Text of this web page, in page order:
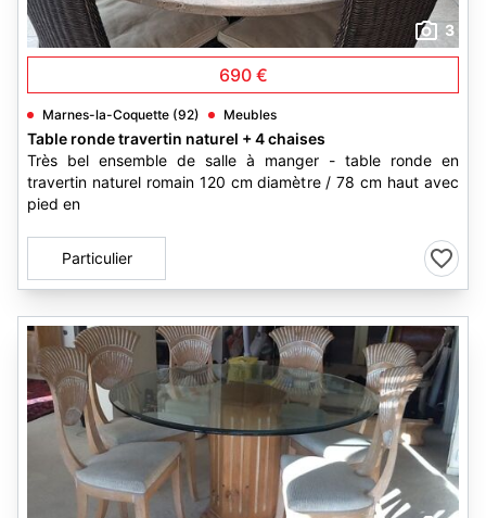
3
690 €
Marnes-la-Coquette (92) Meubles
Table ronde travertin naturel + 4 chaises
Très bel ensemble de salle à manger - table ronde en
travertin naturel romain 120 cm diamètre / 78 cm haut avec
pied en
Particulier